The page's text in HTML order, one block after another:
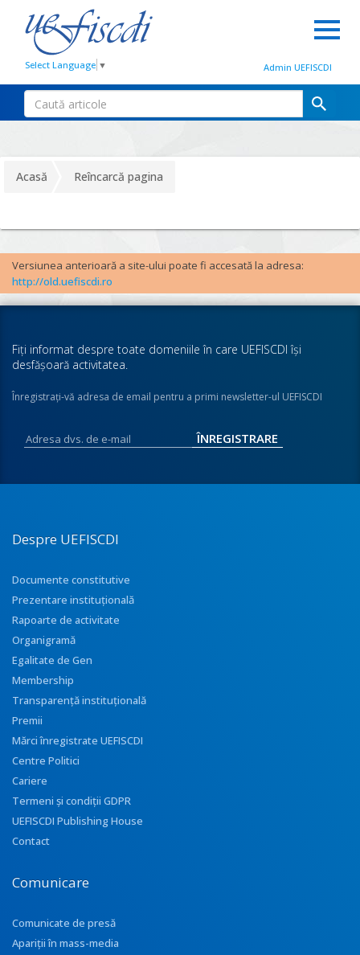
Select Language ▼ Admin UEFISCDI
Acasă Reîncarcă pagina
Versiunea anterioară a site-ului poate fi accesată la adresa:
http://old.uefiscdi.ro
Fiţi informat despre toate domeniile în care UEFISCDI îşi
desfăşoară activitatea.
Înregistraţi-vă adresa de email pentru a primi newsletter-ul UEFISCDI
Despre UEFISCDI
Documente constitutive
Prezentare instituţională
Rapoarte de activitate
Organigramă
Egalitate de Gen
Membership
Transparenţă instituţională
Premii
Mărci înregistrate UEFISCDI
Centre Politici
Cariere
Termeni și condiții GDPR
UEFISCDI Publishing House
Contact
Comunicare
Comunicate de presă
Apariţii în mass-media